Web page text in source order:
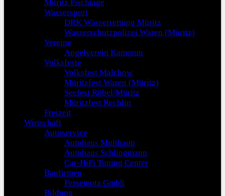
Müritz Fischtage
Wassersport
DRK Wasserrettung Müritz
Wasserschutzpolizei Waren (Müritz)
Vereine
Angelverein Kamerun
Volksfeste
Volksfest Malchow
Müritzfest Waren (Müritz)
Seefest Röbel/Müritz
Müritzfest Rechlin
Freizeit
Wirtschaft
Autoservice
Autohaus Multhaup
Autohaus Schlingmann
Car-HiFi Tuning Center
Baufirmen
Fersemota Gmbh
Bildung